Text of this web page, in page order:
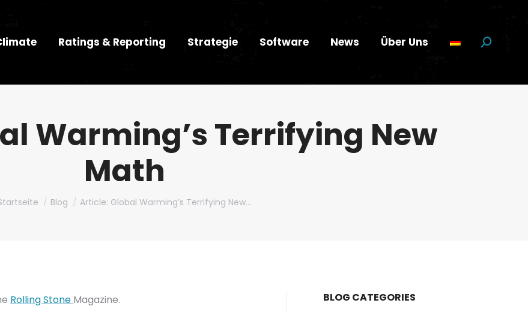
Ratings & Reporting Strategie Software News Über Uns Suchen:
Warming’s Terrifying New
Math
bist hier:Blog Article: Global Warming’s Terrifying New…
Rolling Stone Magazine.
BLOG CATEGORIES